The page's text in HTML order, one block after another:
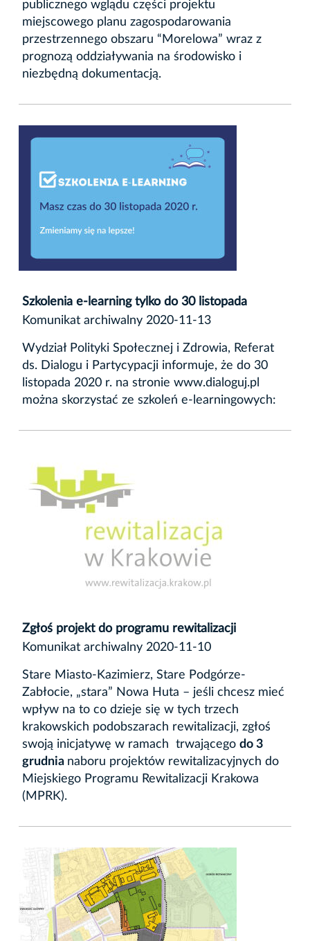
publicznego wglądu części projektu
miejscowego planu zagospodarowania
przestrzennego obszaru “Morelowa” wraz z
prognozą oddziaływania na środowisko i
niezbędną dokumentacją.
Szkolenia e-learning tylko do 30 listopada
Komunikat archiwalny 2020-11-13
Wydział Polityki Społecznej i Zdrowia, Referat
ds. Dialogu i Partycypacji informuje, że do 30
listopada 2020 r. na stronie www.dialoguj.pl
można skorzystać ze szkoleń e-learningowych:
Zgłoś projekt do programu rewitalizacji
Komunikat archiwalny 2020-11-10
Stare Miasto-Kazimierz, Stare Podgórze-
Zabłocie, „stara” Nowa Huta – jeśli chcesz mieć
wpływ na to co dzieje się w tych trzech
krakowskich podobszarach rewitalizacji, zgłoś
swoją inicjatywę w ramach trwającego do 3
grudnia naboru projektów rewitalizacyjnych do
Miejskiego Programu Rewitalizacji Krakowa
(MPRK).